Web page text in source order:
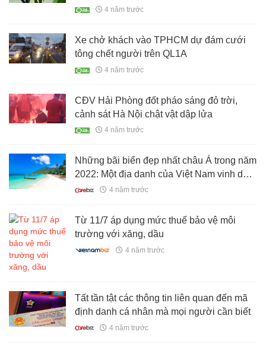
khen đến toà án
4 năm trước
Xe chở khách vào TPHCM dự đám cưới
tông chết người trên QL1A
4 năm trước
CĐV Hải Phòng đốt pháo sáng đỏ trời,
cảnh sát Hà Nội chật vật dập lửa
4 năm trước
Những bãi biển đẹp nhất châu Á trong năm
2022: Một địa danh của Việt Nam vinh dự
lọt top
4 năm trước
Từ 11/7 áp dụng mức thuế bảo vệ môi
trường với xăng, dầu
4 năm trước
Tất tần tật các thông tin liên quan đến mã
định danh cá nhân mà mọi người cần biết
4 năm trước